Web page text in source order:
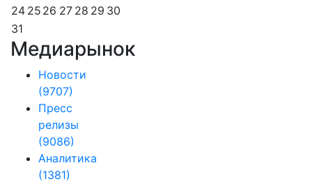
24 25 26 27 28 29 30
31
Медиарынок
Новости
(9707)
Пресс
релизы
(9086)
Аналитика
(1381)